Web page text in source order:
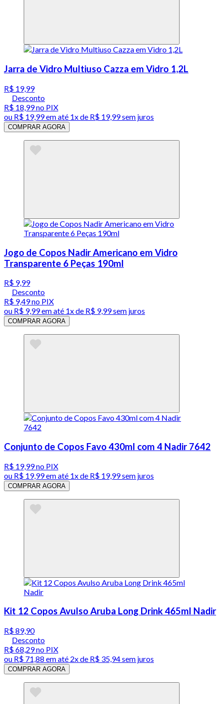
Jarra de Vidro Multiuso Cazza em Vidro 1,2L
R$ 19,99
Desconto
R$ 18,99no PIX
ou R$ 19,99em até 1x de R$ 19,99sem juros
COMPRAR AGORA
Jogo de Copos Nadir Americano em Vidro
Transparente 6 Peças 190ml
R$ 9,99
Desconto
R$ 9,49no PIX
ou R$ 9,99em até 1x de R$ 9,99sem juros
COMPRAR AGORA
Conjunto de Copos Favo 430ml com 4 Nadir 7642
R$ 19,99no PIX
ou R$ 19,99em até 1x de R$ 19,99sem juros
COMPRAR AGORA
Kit 12 Copos Avulso Aruba Long Drink 465ml Nadir
R$ 89,90
Desconto
R$ 68,29no PIX
ou R$ 71,88 em até 2x de R$ 35,94 sem juros
COMPRAR AGORA